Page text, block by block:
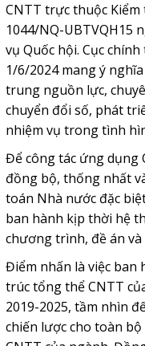
CNTT trực thuộc
1044/NQ-UBTVQH15
vụ Quốc hội. Cục
1/6/2024 mang ý
trung nguồn lực,
chuyển đổi số, phát
nhiệm vụ trong tình
Để công tác ứng dụng
đồng bộ, thống nhất
toán Nhà nước đặc
ban hành kịp thời hệ
chương trình, đề án và
Điểm nhấn là việc ban
trúc tổng thể CNTT
2019-2025, tầm nhìn
chiến lược cho toàn